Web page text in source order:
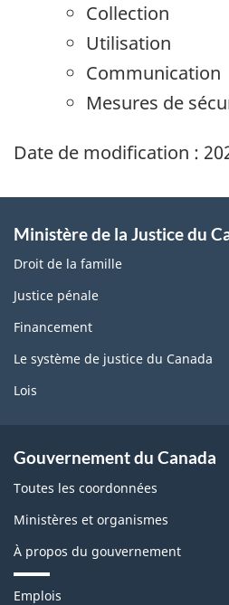
Collection
Utilisation
Communication
Mesures de
Date de modification :
Ministère de la Justice du
Droit de la famille
Justice pénale
Financement
Le système de justice du Canada
Lois
Gouvernement du Canada
Toutes les coordonnées
Ministères et organismes
À propos du gouvernement
T
Emplois